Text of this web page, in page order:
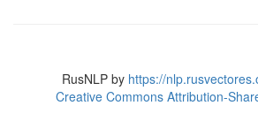
RusNLP by https://
Creative Commons Attribution-